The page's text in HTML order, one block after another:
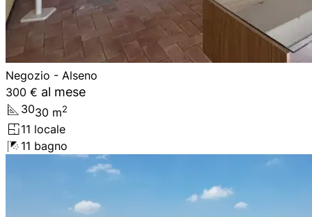
Negozio - Alseno
300 € al mese
3030 m2
11 locale
11 bagno